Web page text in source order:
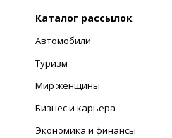
Каталог рассылок
Автомобили
Туризм
Мир женщины
Бизнес и карьера
Экономика и финансы